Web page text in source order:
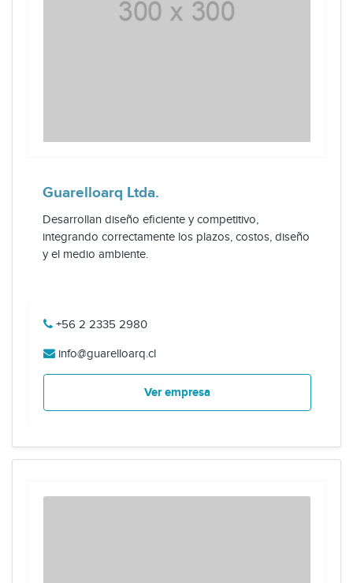
Guarelloarq Ltda.
Desarrollan diseño eficiente y competitivo,
integrando correctamente los plazos, costos, diseño
y el medio ambiente.
+56 2 2335 2980
info@guarelloarq.cl
Ver empresa